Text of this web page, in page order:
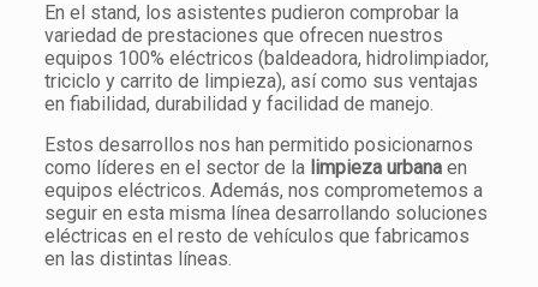
En el stand, los asistentes pudieron comprobar la
variedad de prestaciones que ofrecen nuestros
equipos 100% eléctricos (baldeadora, hidrolimpiador,
triciclo y carrito de limpieza), así como sus ventajas
en fiabilidad, durabilidad y facilidad de manejo.
Estos desarrollos nos han permitido posicionarnos
como líderes en el sector de la limpieza urbanaen
equipos eléctricos. Además, nos comprometemos a
seguir en esta misma línea desarrollando soluciones
eléctricas en el resto de vehículos que fabricamos
en las distintas líneas.